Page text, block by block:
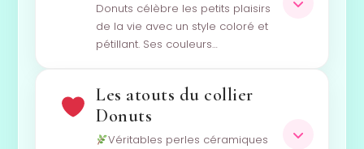
Donuts célèbre les petits plaisirs
de la vie avec un style coloré et
pétillant. Ses couleurs…
Les atouts du collier
Donuts
Véritables perles céramiques